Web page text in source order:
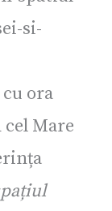
ora
cel Mare